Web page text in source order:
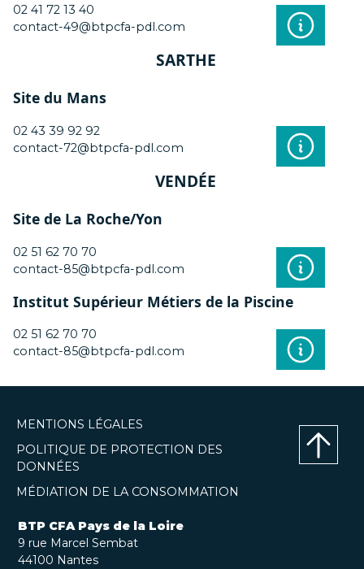
02 41 72 13 40
contact-49@btpcfa-pdl.com
SARTHE
Site du Mans
02 43 39 92 92
contact-72@btpcfa-pdl.com
VENDÉE
Site de La Roche/Yon
02 51 62 70 70
contact-85@btpcfa-pdl.com
Institut Supérieur Métiers de la Piscine
02 51 62 70 70
contact-85@btpcfa-pdl.com
MENTIONS LÉGALES
POLITIQUE DE PROTECTION DES
DONNÉES
MÉDIATION DE LA CONSOMMATION
BTP CFA Pays de la Loire
9 rue Marcel Sembat
44100 Nantes